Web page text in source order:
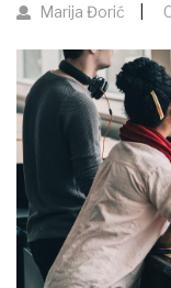
Marija Đorić